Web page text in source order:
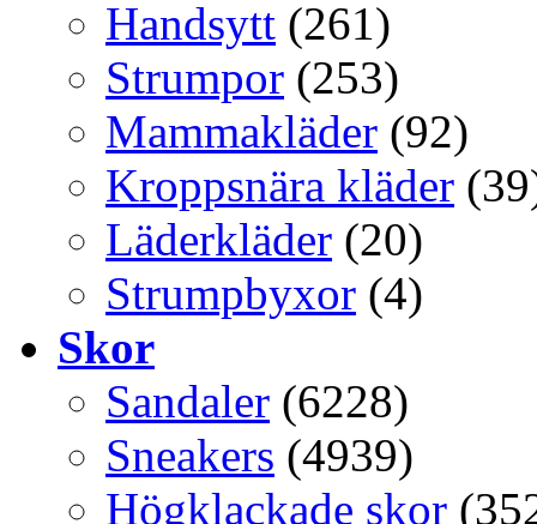
Handsytt (261)
Strumpor (253)
Mammakläder (92)
Kroppsnära kläder
Läderkläder (20)
Strumpbyxor (4)
Skor
Sandaler (6228)
Sneakers (4939)
Högklackade skor